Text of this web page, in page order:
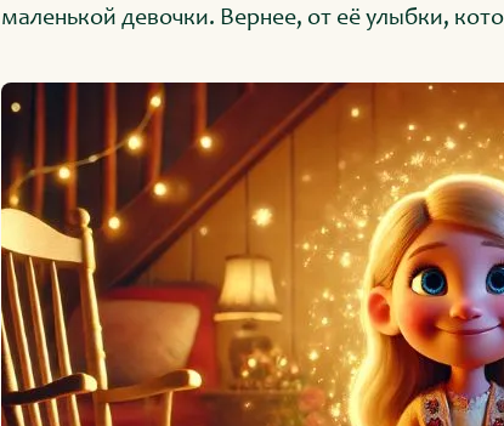
маленькой девочки. Вернее, от её улыбки,